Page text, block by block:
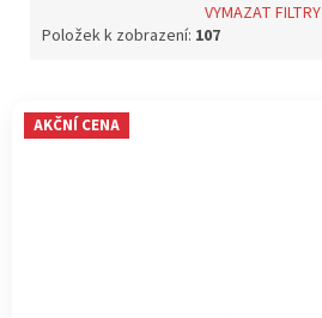
VYMAZAT FILTRY
Položek k zobrazení: 107
V AKČNÍ CENA